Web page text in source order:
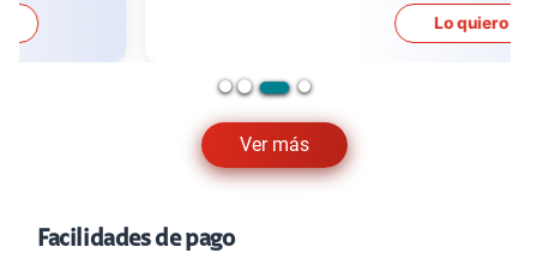
Ver más
Facilidades de pago